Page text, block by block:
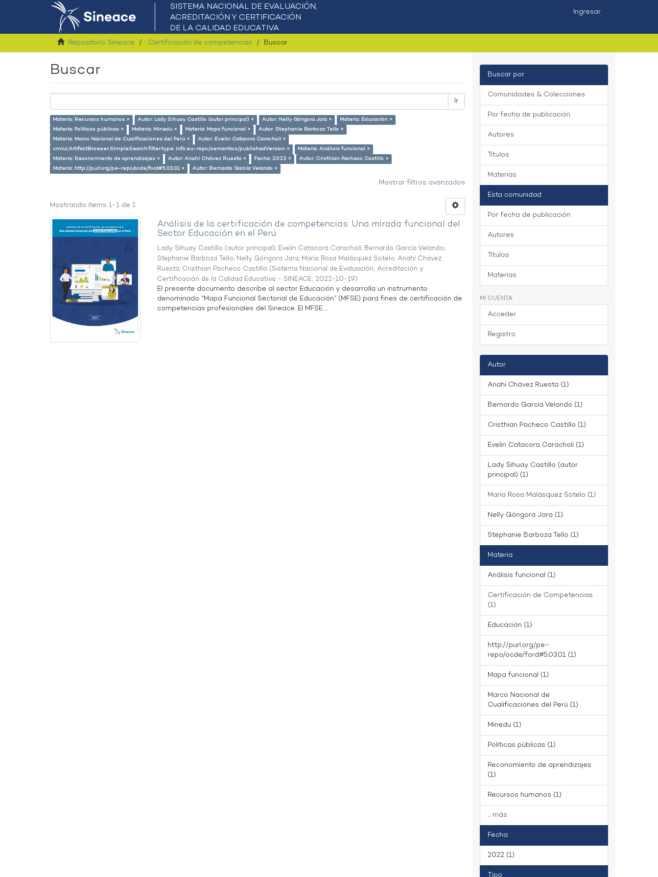
Ingresar
Repositorio Sineace Certificación de competencias Buscar
Buscar
Ir
Materia: Recursos humanos × Autor: Lady Sihuay Castillo (autor principal) × Autor: Nelly Góngora Jara ×
Materia: Educación ×
Materia: Políticas públicas ×
Materia: Minedu × Materia: Mapa funcional ×
Autor: Stephanie Barboza Tello ×
Materia: Marco Nacional de Cualificaciones del Perú ×
Autor: Evelin Catacora Caracholi ×
xmlui.ArtifactBrowser.SimpleSearch.filter.type: info:eu-repo/semantics/publishedVersion ×
Materia: Análisis funcional ×
Materia: Reconomiento de aprendizajes ×
Autor: Anahí Chávez Ruesta × Fecha: 2022 ×
Autor: Cristhian Pacheco Castillo ×
Materia: http://purl.org/pe-repo/ocde/ford#5.03.01 ×
Autor: Bernardo García Velando ×
Mostrar filtros avanzados
Mostrando ítems 1-1 de 1
Análisis de la certificación de competencias: Una mirada funcional del
Sector Educación en el Perú
Lady Sihuay Castillo (autor principal); Evelin Catacora Caracholi; Bernardo García Velando;
Stephanie Barboza Tello; Nelly Góngora Jara; María Rosa Malásquez Sotelo;Anahí Chávez
Ruesta; Cristhian Pacheco Castillo (Sistema Nacional de Evaluación, Acreditación y
Certificación de la Calidad Educativa - SINEACE, 2022-10-19)
El presente documento describe al sector Educación y desarrolla un instrumento
denominado “Mapa Funcional Sectorial de Educación” (MFSE) para fines de certificación de
competencias profesionales del Sineace. El MFSE ...
Buscar por
Comunidades & Colecciones
Por fecha de publicación
Autores
Títulos
Materias
Esta comunidad
Por fecha de publicación
Autores
Títulos
Materias
MI CUENTA
Acceder
Registro
Autor
Anahí Chávez Ruesta (1)
Bernardo García Velando (1)
Cristhian Pacheco Castillo (1)
Evelin Catacora Caracholi (1)
Lady Sihuay Castillo (autor
principal) (1)
María Rosa Malásquez Sotelo (1)
Nelly Góngora Jara (1)
Stephanie Barboza Tello (1)
Materia
Análisis funcional (1)
Certificación de Competencias
(1)
Educación (1)
http://purl.org/pe-
repo/ocde/ford#5.03.01 (1)
Mapa funcional (1)
Marco Nacional de
Cualificaciones del Perú (1)
Minedu (1)
Políticas públicas (1)
Reconomiento de aprendizajes
(1)
Recursos humanos (1)
... más
Fecha
2022 (1)